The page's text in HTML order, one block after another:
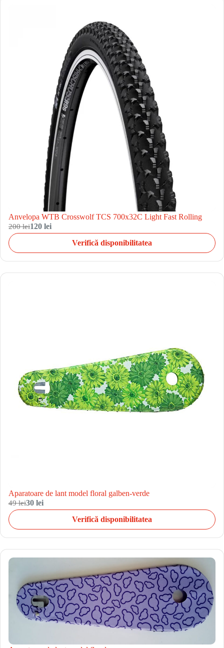
Anvelopa WTB Crosswolf TCS 700x32C Light Fast Rolling
200 lei120 lei
Verifică disponibilitatea
Aparatoare de lant model floral galben-verde
49 lei30 lei
Verifică disponibilitatea